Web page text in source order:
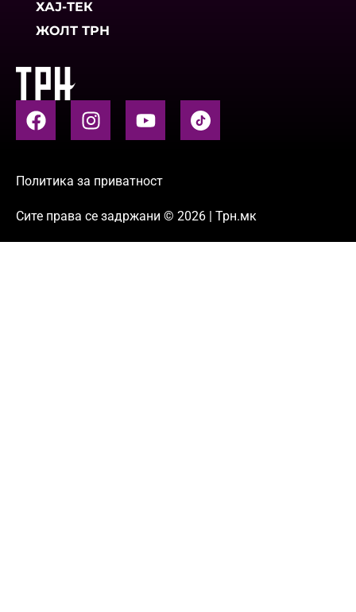
ХАЈ-ТЕК
ЖОЛТ ТРН
Политика за приватност
Сите права се задржани © 2026 | Трн.мк